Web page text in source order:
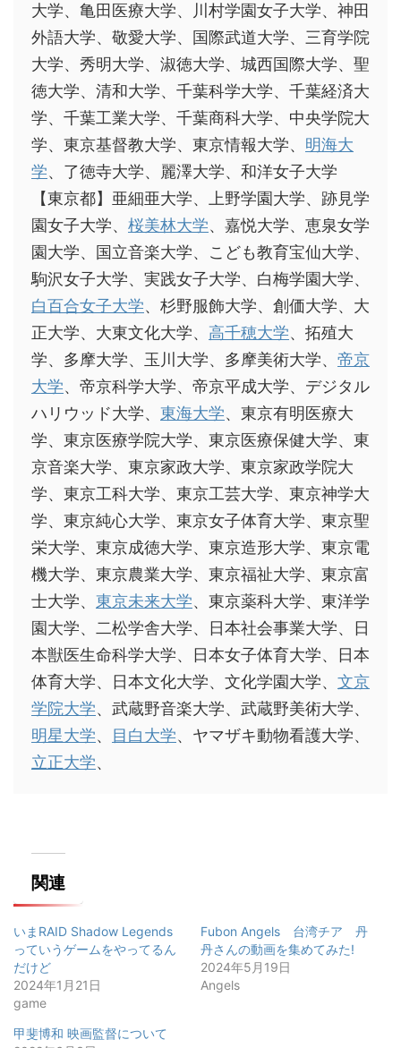
大学、亀田医療大学、川村学園女子大学、神田
外語大学、敬愛大学、国際武道大学、三育学院
大学、秀明大学、淑徳大学、城西国際大学、聖
徳大学、清和大学、千葉科学大学、千葉経済大
学、千葉工業大学、千葉商科大学、中央学院大
学、東京基督教大学、東京情報大学、 明海大
学、了徳寺大学、麗澤大学、和洋女子大学
【東京都】亜細亜大学、上野学園大学、跡見学
園女子大学、 桜美林大学、嘉悦大学、恵泉女学
園大学、国立音楽大学、こども教育宝仙大学、
駒沢女子大学、実践女子大学、白梅学園大学、
白百合女子大学、杉野服飾大学、創価大学、大
正大学、大東文化大学、 高千穂大学、拓殖大
学、多摩大学、玉川大学、多摩美術大学、 帝京
大学、帝京科学大学、帝京平成大学、デジタル
ハリウッド大学、 東海大学、東京有明医療大
学、東京医療学院大学、東京医療保健大学、東
京音楽大学、東京家政大学、東京家政学院大
学、東京工科大学、東京工芸大学、東京神学大
学、東京純心大学、東京女子体育大学、東京聖
栄大学、東京成徳大学、東京造形大学、東京電
機大学、東京農業大学、東京福祉大学、東京富
士大学、 東京未来大学、東京薬科大学、東洋学
園大学、二松学舎大学、日本社会事業大学、日
本獣医生命科学大学、日本女子体育大学、日本
体育大学、日本文化大学、文化学園大学、 文京
学院大学、武蔵野音楽大学、武蔵野美術大学、
明星大学、 目白大学、ヤマザキ動物看護大学、
立正大学、
関連
いまRAID Shadow Legends
っていうゲームをやってるん
だけど
2024年1月21日
game
Fubon Angels 台湾チア 丹
丹さんの動画を集めてみた!
2024年5月19日
Angels
甲斐博和 映画監督について